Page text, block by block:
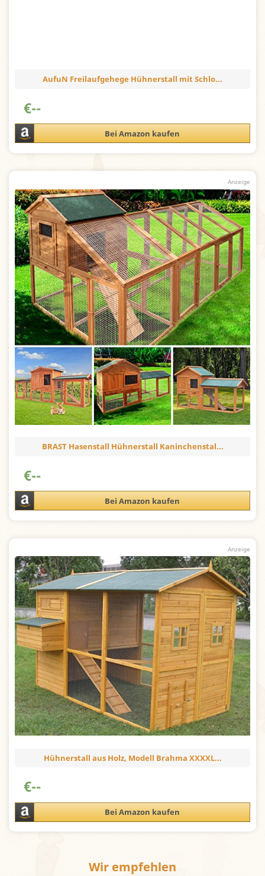
Wir empfehlen
AufuN Freilaufgehege Hühnerstall mit Schlo...
€--
Bei Amazon kaufen
BRAST Hasenstall Hühnerstall Kaninchenstal...
€--
Bei Amazon kaufen
Hühnerstall aus Holz, Modell Brahma XXXXL...
€--
Bei Amazon kaufen